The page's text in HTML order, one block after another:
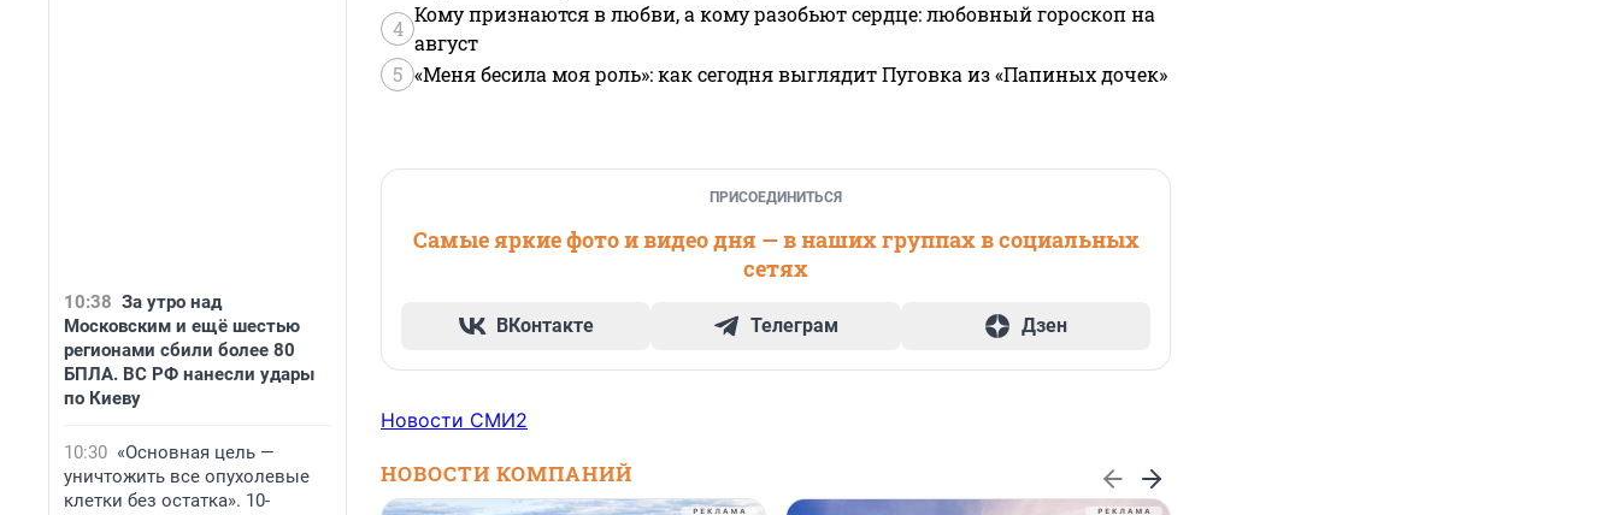
10:38 За утро над
Московским и ещё шестью
регионами сбили более 80
БПЛА. ВС РФ нанесли удары
по Киеву
10:30 «Основная цель —
уничтожить все опухолевые
клетки без остатка». 10-
4
Кому признаются в любви, а кому разобьют сердце: любовный гороскоп на
август
5 «Меня бесила моя роль»: как сегодня выглядит Пуговка из «Папиных дочек»
ПРИСОЕДИНИТЬСЯ
Самые яркие фото и видео дня — в наших группах в социальных
сетях
ВКонтакте Телеграм Дзен
Новости СМИ2
НОВОСТИ КОМПАНИЙ